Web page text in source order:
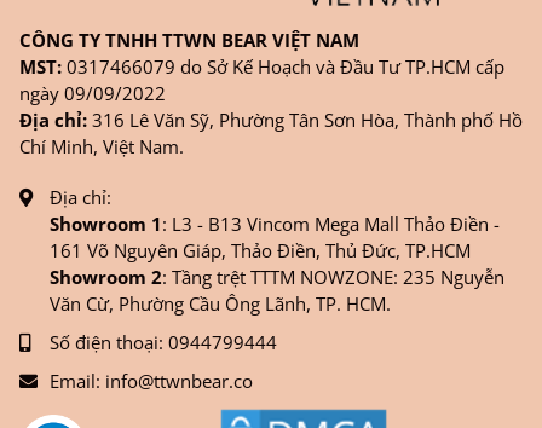
CÔNG TY TNHH TTWN BEAR VIỆT NAM
MST: 0317466079 do Sở Kế Hoạch và Đầu Tư TP.HCM cấp
ngày 09/09/2022
Địa chỉ: 316 Lê Văn Sỹ, Phường Tân Sơn Hòa, Thành phố Hồ
Chí Minh, Việt Nam.
Địa chỉ:
Showroom 1: L3 - B13 Vincom Mega Mall Thảo Điền -
161 Võ Nguyên Giáp, Thảo Điền, Thủ Đức, TP.HCM
Showroom 2: Tầng trệt TTTM NOWZONE: 235 Nguyễn
Văn Cừ, Phường Cầu Ông Lãnh, TP. HCM.
Số điện thoại: 0944799444
Email: info@ttwnbear.co